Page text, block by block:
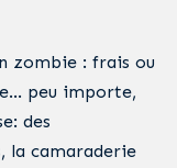
zombie : frais ou
peu importe,
des
la camaraderie